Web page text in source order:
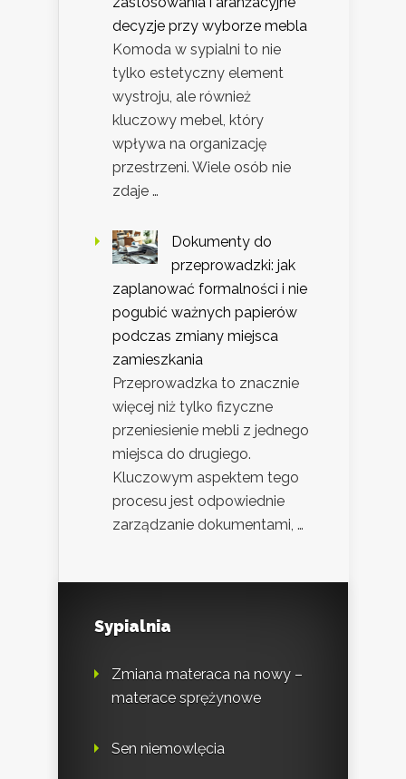
decyzje przy wyborze mebla
Komoda w sypialni to nie
tylko estetyczny element
wystroju, ale również
kluczowy mebel, który
wpływa na organizację
przestrzeni. Wiele osób nie
zdaje …
Dokumenty do
przeprowadzki: jak
zaplanować formalności i nie
pogubić ważnych papierów
podczas zmiany miejsca
zamieszkania
Przeprowadzka to znacznie
więcej niż tylko fizyczne
przeniesienie mebli z jednego
miejsca do drugiego.
Kluczowym aspektem tego
procesu jest odpowiednie
zarządzanie dokumentami, …
Sypialnia
Zmiana materaca na nowy –
materace sprężynowe
Sen niemowlęcia